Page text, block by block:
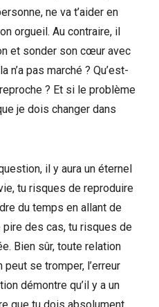
ne va t’aider en
orgueil. Au contraire, il
et sonder son cœur avec
n’a pas marché ? Qu’est-
? Et si le problème
je dois changer dans
il y aura un éternel
tu risques de reproduire
du temps en allant de
pire des cas, tu risques de
Bien sûr, toute relation
peut se tromper, l’erreur
démontre qu’il y a un
que tu dois absolument